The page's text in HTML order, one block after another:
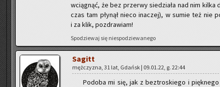
wcią­gnąć, że bez prze­rwy sie­dzia­ła nad nim
czas tam pły­nął nieco ina­czej), w sumie też nie
i za klik, po­zdra­wiam!
Spo­dzie­waj się nie­spo­dzie­wa­ne­go
Sa­gitt
męż­czy­zna, 31 lat, Gdańsk | 09.01.22, g. 22:44
Po­do­ba mi się, jak z bez­tro­skie­go i